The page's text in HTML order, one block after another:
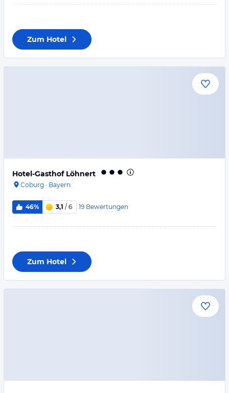
Zum Hotel
Hotel-Gasthof Löhnert
Coburg · Bayern
46% 3,1 / 6 19 Bewertungen
Zum Hotel